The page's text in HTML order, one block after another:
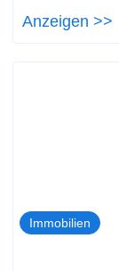
Anzeigen >>
Immobilien